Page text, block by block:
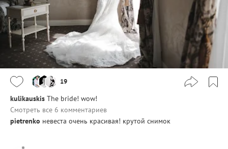
19
kulikauskis The bride! wow!
Смотреть все 6 комментариев
pietrenko невеста очень красивая! крутой снимок